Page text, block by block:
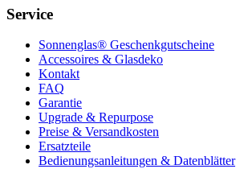
Service
Sonnenglas® Geschenkgutscheine
Accessoires & Glasdeko
Kontakt
FAQ
Garantie
Upgrade & Repurpose
Preise & Versandkosten
Ersatzteile
Bedienungsanleitungen & Datenblätter